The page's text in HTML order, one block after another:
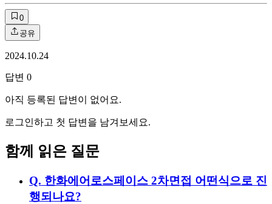
0
공유
2024.10.24
답변 0
아직 등록된 답변이 없어요.
로그인하고 첫 답변을 남겨보세요.
함께 읽은 질문
Q. 한화에어로스페이스 2차면접 어떤식으로 진
행되나요?